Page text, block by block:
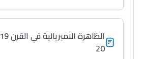
20